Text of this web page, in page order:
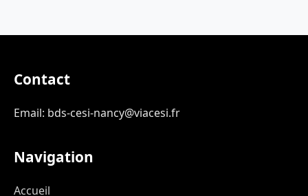
Contact
Email: bds-cesi-nancy@viacesi.fr
Navigation
Accueil